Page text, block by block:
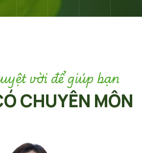
vời để giúp bạn
CHUYÊN MÔN